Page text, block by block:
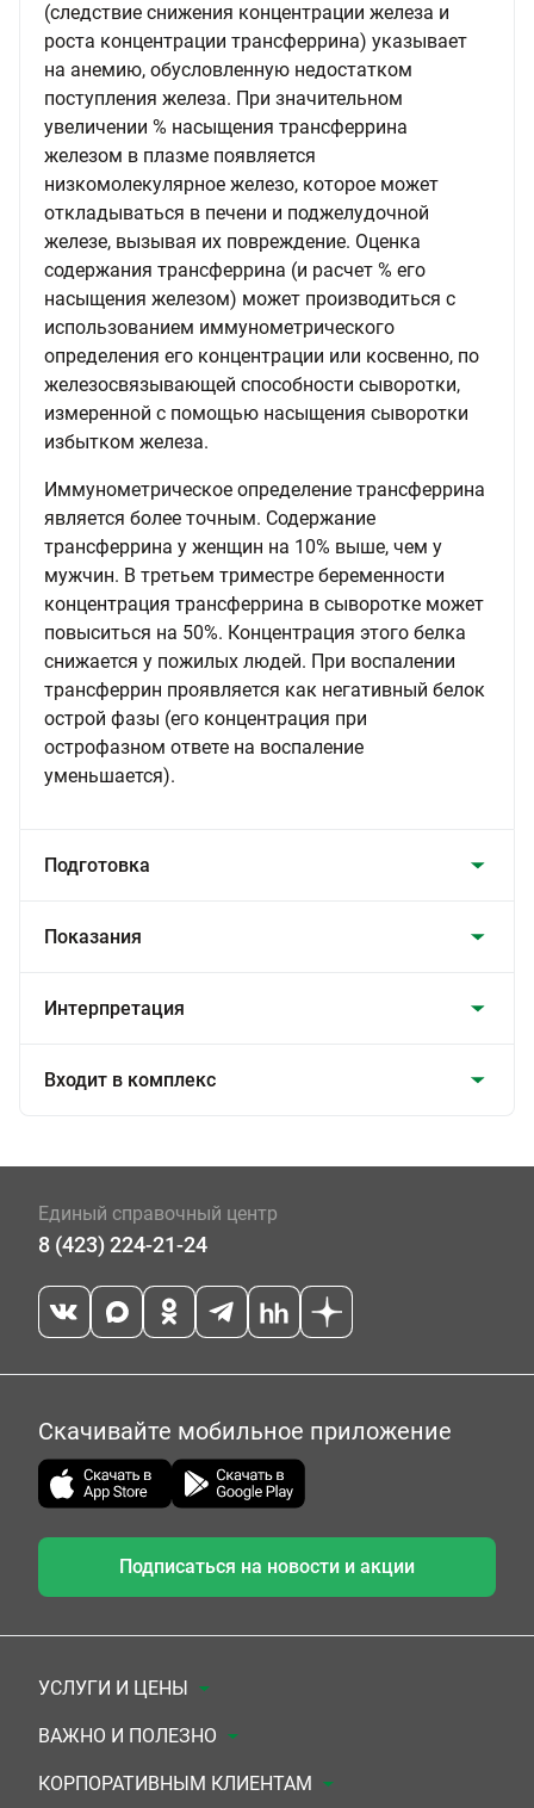
(следствие снижения концентрации железа и
роста концентрации трансферрина) указывает
на анемию, обусловленную недостатком
поступления железа. При значительном
увеличении % насыщения трансферрина
железом в плазме появляется
низкомолекулярное железо, которое может
откладываться в печени и поджелудочной
железе, вызывая их повреждение. Оценка
содержания трансферрина (и расчет % его
насыщения железом) может производиться с
использованием иммунометрического
определения его концентрации или косвенно, по
железосвязывающей способности сыворотки,
измеренной с помощью насыщения сыворотки
избытком железа.
Иммунометрическое определение трансферрина
является более точным. Содержание
трансферрина у женщин на 10% выше, чем у
мужчин. В третьем триместре беременности
концентрация трансферрина в сыворотке может
повыситься на 50%. Концентрация этого белка
снижается у пожилых людей. При воспалении
трансферрин проявляется как негативный белок
острой фазы (его концентрация при
острофазном ответе на воспаление
уменьшается).
Подготовка
Показания
Интерпретация
Входит в комплекс
Единый справочный центр
8 (423) 224-21-24
Скачивайте мобильное приложение
Подписаться на новости и акции
УСЛУГИ И ЦЕНЫ
Анализы
Комплексы
ВАЖНО И ПОЛЕЗНО
Документы для заключения договора
КОРПОРАТИВНЫМ КЛИЕНТАМ